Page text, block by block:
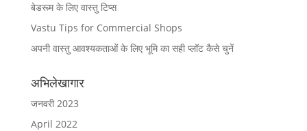
बेडरूम के लिए वास्तु टिप्स
Vastu Tips for Commercial Shops
अपनी वास्तु आवश्यकताओं के लिए भूमि का सही प्लॉट कैसे चुनें
अभिलेखागार
जनवरी 2023
April 2022